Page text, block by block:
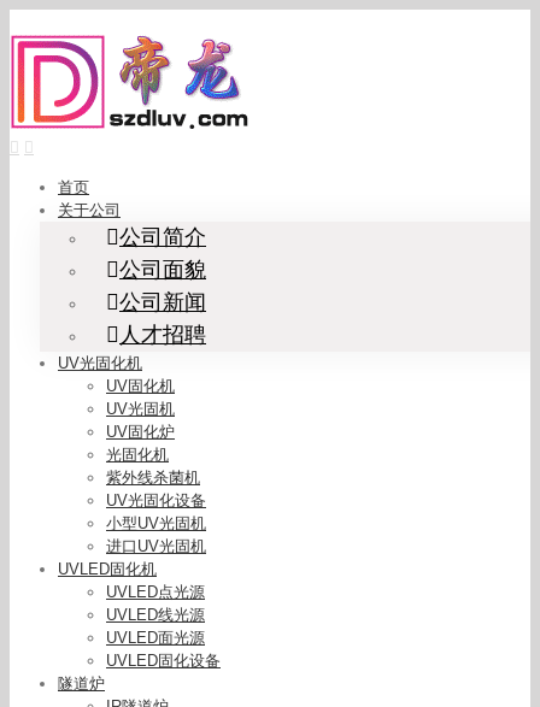
to
content
首页
关于公司
公司简介
公司面貌
公司新闻
人才招聘
UV光固化机
UV固化机
UV光固机
UV固化炉
光固化机
紫外线杀菌机
UV光固化设备
小型UV光固机
进口UV光固机
UVLED固化机
UVLED点光源
UVLED线光源
UVLED面光源
UVLED固化设备
隧道炉